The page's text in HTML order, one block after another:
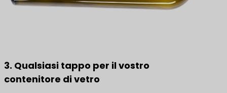
3. Qualsiasi tappo per il vostro
contenitore di vetro